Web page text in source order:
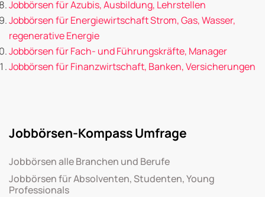
Jobbörsen für Azubis, Ausbildung, Lehrstellen
Jobbörsen für Energiewirtschaft Strom, Gas, Wasser,
regenerative Energie
Jobbörsen für Fach- und Führungskräfte, Manager
Jobbörsen für Finanzwirtschaft, Banken, Versicherungen
Jobbörsen-Kompass Umfrage
Jobbörsen alle Branchen und Berufe
Jobbörsen für Absolventen, Studenten, Young
Professionals